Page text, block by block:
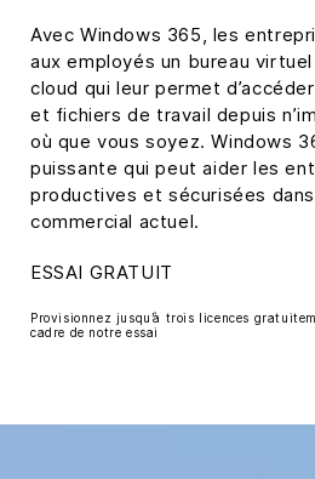
Avec Windows 365, les
aux employés un bureau
cloud qui leur permet
et fichiers de travail depuis
où que vous soyez. Windows
puissante qui peut aider les
productives et sécurisées dans
commercial actuel.
ESSAI GRATUIT
Provisionnez jusqu’à trois licences
cadre de notre essai